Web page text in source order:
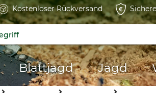
Kostenloser Rückversand
Blattjagd Jagd